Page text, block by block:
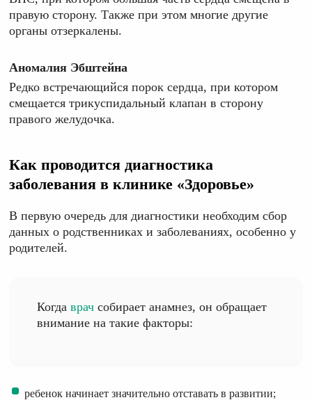
правую сторону. Также при этом многие другие
органы отзеркалены.
Аномалия Эбштейна
Редко встречающийся порок сердца, при котором
смещается трикуспидальный клапан в сторону
правого желудочка.
Как проводится диагностика
заболевания в клинике «Здоровье»
В первую очередь для диагностики необходим сбор
данных о родственниках и заболеваниях, особенно у
родителей.
Когда врач собирает анамнез, он обращает
внимание на такие факторы:
ребенок начинает значительно отставать в развитии;